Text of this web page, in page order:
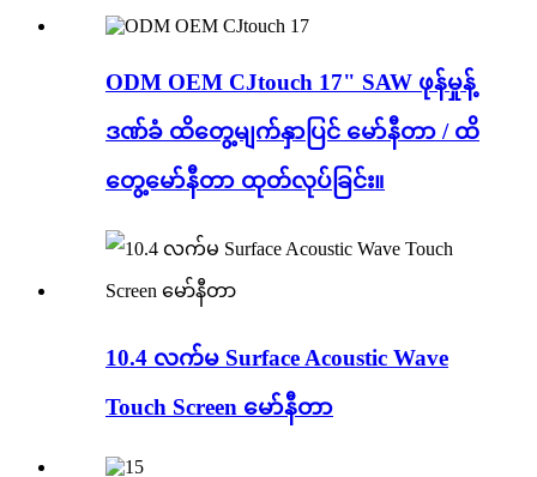
ODM OEM CJtouch 17" SAW ဖုန်မှုန့်
ဒဏ်ခံ ထိတွေ့မျက်နှာပြင် မော်နီတာ / ထိ
တွေ့မော်နီတာ ထုတ်လုပ်ခြင်း။
10.4 လက်မ Surface Acoustic Wave
Touch Screen မော်နီတာ